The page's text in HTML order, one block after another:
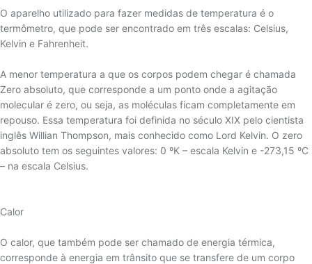
26 - MAGNETIZAÇÃO DO TERMOPAR TIPO K
27 - GREEN-ROOT
EXTENSÃO
29 - TABELA DE CONVERSÃO MILIVOLTAGEM X
TEMPERATURA
O aparelho utilizado para fazer medidas de temperatura é o
termômetro, que pode ser encontrado em três escalas: Celsius,
Kelvin e Fahrenheit.
A menor temperatura a que os corpos podem chegar é chamada
Zero absoluto, que corresponde a um ponto onde a agitação
molecular é zero, ou seja, as moléculas ficam completamente em
repouso. Essa temperatura foi definida no século XIX pelo cientista
inglês Willian Thompson, mais conhecido como Lord Kelvin. O zero
absoluto tem os seguintes valores: 0 ºK – escala Kelvin e -273,15 ºC
– na escala Celsius.
Calor
O calor, que também pode ser chamado de energia térmica,
corresponde à energia em trânsito que se transfere de um corpo